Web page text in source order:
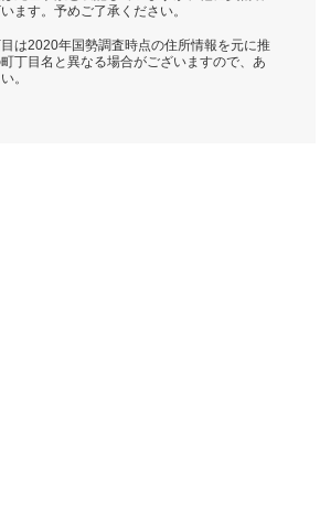
ます。予めご了承ください。
は2020年国勢調査時点の住所情報を元に推
丁目名と異なる場合がございますので、あ
。